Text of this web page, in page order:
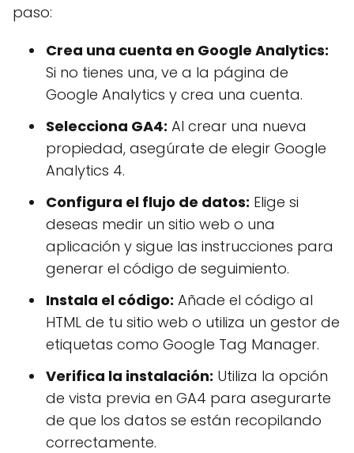
paso:
Crea una cuenta en Google Analytics:
Si no tienes una, ve a la página de
Google Analytics y crea una cuenta.
Selecciona GA4: Al crear una nueva
propiedad, asegúrate de elegir Google
Analytics 4.
Configura el flujo de datos: Elige si
deseas medir un sitio web o una
aplicación y sigue las instrucciones para
generar el código de seguimiento.
Instala el código: Añade el código al
HTML de tu sitio web o utiliza un gestor de
etiquetas como Google Tag Manager.
Verifica la instalación: Utiliza la opción
de vista previa en GA4 para asegurarte
de que los datos se están recopilando
correctamente.